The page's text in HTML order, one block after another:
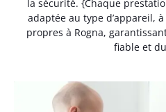
la sécurité. {Chaque
adaptée au type d’appareil,
propres à Rogna,
fiable et